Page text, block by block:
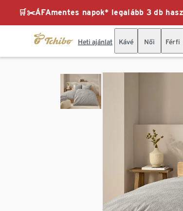
🛒✂️ÁFAmentes napok* legalább 3 db
Heti ajánlat Kávé Női Férfi